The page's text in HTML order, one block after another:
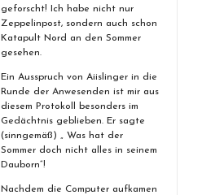
geforscht! Ich habe nicht nur
Zeppelinpost, sondern auch schon
Katapult Nord an den Sommer
gesehen.
Ein Ausspruch von Aiislinger in die
Runde der Anwesenden ist mir aus
diesem Protokoll besonders im
Gedächtnis geblieben. Er sagte
(sinngemäß) „ Was hat der
Sommer doch nicht alles in seinem
Dauborn“!
Nachdem die Computer aufkamen